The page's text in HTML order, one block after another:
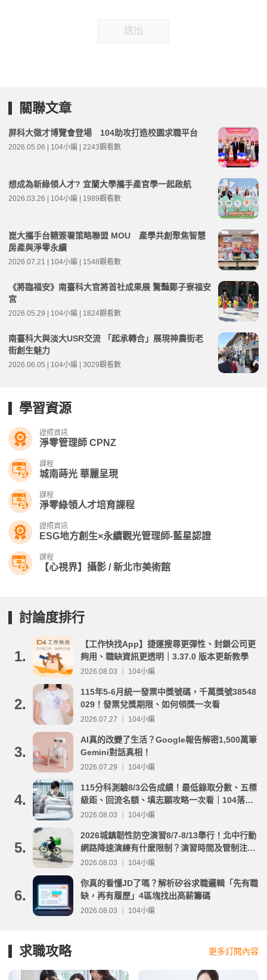
送出
關聯文章
屏科大徵才博覽會登場 104助攻打造校園求職平台
2026.05.06 | 104小編 | 2243觀看數
想成為新綠領人才? 宜蘭大學攜手產官學一起啟航
2026.03.26 | 104小編 | 1989觀看數
崑大攜手台糖簽署策略聯盟 MOU 產學共創聚焦智慧
房產與淨零永續
2026.07.21 | 104小編 | 1548觀看數
《將臨福安》南臺科大官將首社成果展 驚豔鄭子寮福安
宮
2026.05.29 | 104小編 | 1824觀看數
南臺科大與淡大USR交流 「起承轉合」展現神農街老
街創生魅力
2026.06.05 | 104小編 | 3029觀看數
學習資源
證照資訊
淨零管理師 CPNZ
課程
城南蒔光 華麗呈現
課程
淨零綠領人才培育課程
證照資訊
ESG地方創生×永續觀光管理師-藍星認證
課程
【心視界】攝影 / 新北市美術館
討論度排行
1.
【工作快找App】捷運搜尋更彈性、封鎖公司更
夠用、職缺資訊更透明｜3.37.0 版本更新教學
2026.08.03 ｜ 104小編
2.
115年5-6月統一發票中獎號碼，千萬獎號38548
029！發票兌獎期限、如何領獎一次看
2026.07.27 ｜ 104小編
3.
AI真的改變了生活？Google報告解密1,500萬筆
Gemini對話真相！
2026.07.29 ｜ 104小編
4.
115分科測驗8/3公告成績！最低錄取分數、五標
級距、回流名額、填志願攻略一次看｜104落點
分析
2026.08.03 ｜ 104小編
5.
2026城鎮韌性防空演習8/7-8/13舉行！北中行動
網路降速演練有什麼限制？演習時間及管制注意
事項整理
2026.08.03 ｜ 104小編
6.
你真的看懂JD了嗎？解析矽谷求職邏輯「先有職
缺，再有履歷」4區塊找出高薪籌碼
2026.08.03 ｜ 104小編
求職攻略 更多訂閱內容